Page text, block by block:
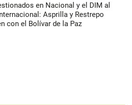
en Nacional y el DIM al
Asprilla y Restrepo
con el Bolívar de la Paz